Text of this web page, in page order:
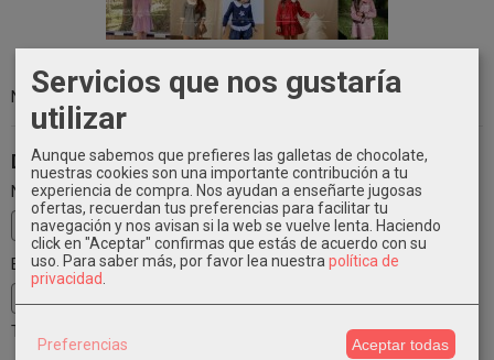
No se encontraron resultados.
Deja un Comentario
Nombre
Email
Tu email no será publicado
Servicios que nos gustaría
utilizar
Aunque sabemos que prefieres las galletas de chocolate,
nuestras cookies son una importante contribución a tu
experiencia de compra. Nos ayudan a enseñarte jugosas
ofertas, recuerdan tus preferencias para facilitar tu
navegación y nos avisan si la web se vuelve lenta. Haciendo
click en "Aceptar" confirmas que estás de acuerdo con su
uso. Para saber más, por favor lea nuestra política de
privacidad
Preferencias Aceptar todas